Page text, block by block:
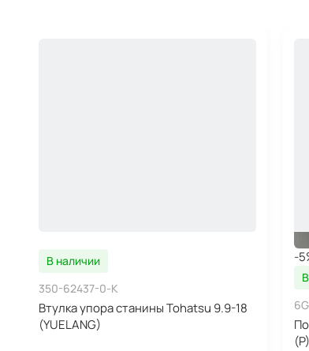
В наличии
350-62437-0-K
Втулка упора станины Tohatsu 9.9-18
(YUELANG)
-